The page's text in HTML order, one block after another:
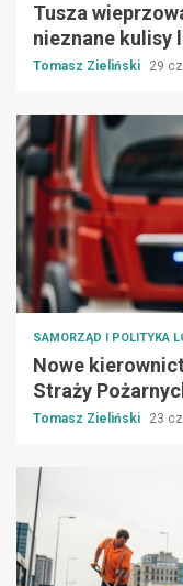
Tusza
nieznane kulisy
Tomasz Zieliński 29
SAMORZĄD I POLITYKA
Nowe
Straży
Tomasz Zieliński 23